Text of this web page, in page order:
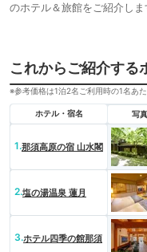
のホテル＆旅館をご紹介し
これからご紹介する
※参考価格は1泊2名ご利用時の1名あ
ホテル・宿名 写真
1.那須高原の宿 山水閣
2.塩の湯温泉 蓮月
3.ホテル四季の館那須